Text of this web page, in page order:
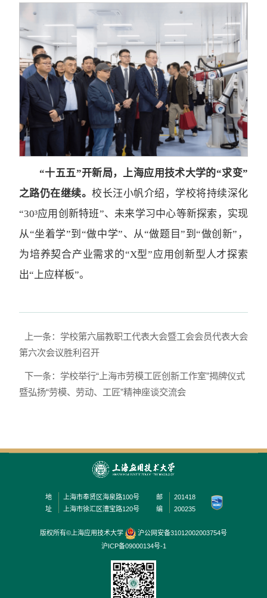
“十五五”开新局，上海应用技术大学的“求变”
之路仍在继续。校长汪小帆介绍，学校将持续深化
“30³应用创新特班”、未来学习中心等新探索，实现
从“坐着学”到“做中学”、从“做题目”到“做创新”，
为培养契合产业需求的“X型”应用创新型人才探索
出“上应样板”。
上一条：学校第六届教职工代表大会暨工会会员代表大会
第六次会议胜利召开
下一条：学校举行“上海市劳模工匠创新工作室”揭牌仪式
暨弘扬“劳模、劳动、工匠”精神座谈交流会
地
址
上海市奉贤区海泉路100号
上海市徐汇区漕宝路120号
邮
编
201418
200235
版权所有©上海应用技术大学
沪公网安备31012002003754号
沪ICP备09000134号-1